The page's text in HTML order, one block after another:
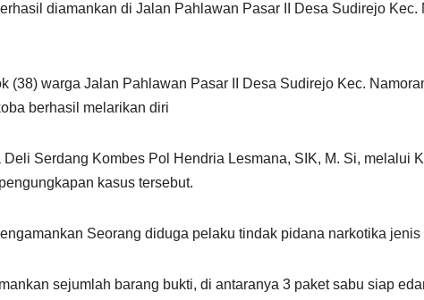
diamankan di Jalan Pahlawan Pasar II Desa Sudirejo
(38) warga Jalan Pahlawan Pasar II Desa Sudirejo Kec.
berhasil melarikan diri
Serdang Kombes Pol Hendria Lesmana, SIK, M. Si, melalui
kasus tersebut.
Seorang diduga pelaku tindak pidana narkotika
sejumlah barang bukti, di antaranya 3 paket sabu siap